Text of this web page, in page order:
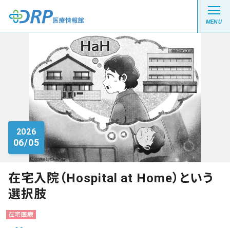
MENU
最新の注目記事
栄養健康レシピ
医療系学生記事
健康川柳
DRP医療情報館とは?
2026
06/05
在宅入院（Hospital at Home）という
選択肢
在宅医療